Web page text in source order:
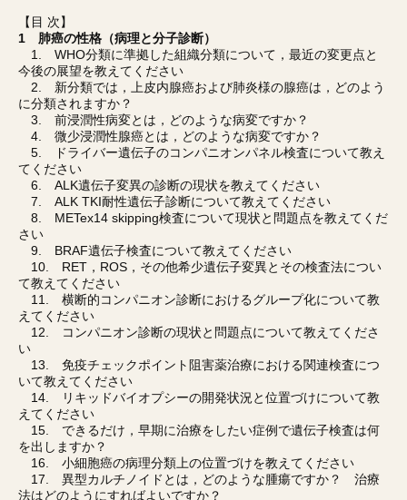
【目 次】
1 肺癌の性格（病理と分子診断）
1. WHO分類に準拠した組織分類について，最近の変更点と
今後の展望を教えてください
2. 新分類では，上皮内腺癌および肺炎様の腺癌は，どのよう
に分類されますか？
3. 前浸潤性病変とは，どのような病変ですか？
4. 微少浸潤性腺癌とは，どのような病変ですか？
5. ドライバー遺伝子のコンパニオンパネル検査について教え
てください
6. ALK遺伝子変異の診断の現状を教えてください
7. ALK TKI耐性遺伝子診断について教えてください
8. METex14 skipping検査について現状と問題点を教えてくだ
さい
9. BRAF遺伝子検査について教えてください
10. RET，ROS，その他希少遺伝子変異とその検査法につい
て教えてください
11. 横断的コンパニオン診断におけるグループ化について教
えてください
12. コンパニオン診断の現状と問題点について教えてくださ
い
13. 免疫チェックポイント阻害薬治療における関連検査につ
いて教えてください
14. リキッドバイオプシーの開発状況と位置づけについて教
えてください
15. できるだけ，早期に治療をしたい症例で遺伝子検査は何
を出しますか？
16. 小細胞癌の病理分類上の位置づけを教えてください
17. 異型カルチノイドとは，どのような腫瘍ですか？ 治療
法はどのようにすればよいですか？